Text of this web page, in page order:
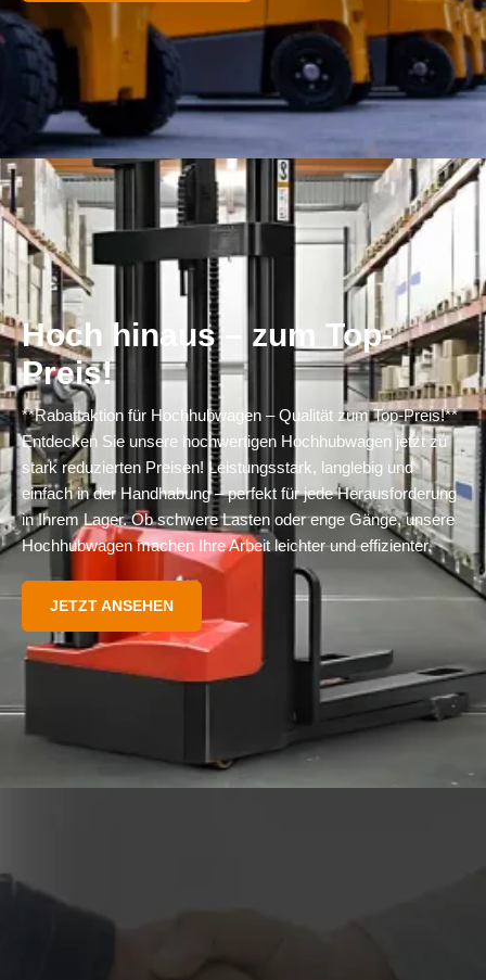
Hoch hinaus – zum Top-
Preis!
**Rabattaktion für Hochhubwagen – Qualität zum Top-Preis!**
Entdecken Sie unsere hochwertigen Hochhubwagen jetzt zu
stark reduzierten Preisen! Leistungsstark, langlebig und
einfach in der Handhabung – perfekt für jede Herausforderung
in Ihrem Lager. Ob schwere Lasten oder enge Gänge, unsere
Hochhubwagen machen Ihre Arbeit leichter und effizienter.
JETZT ANSEHEN